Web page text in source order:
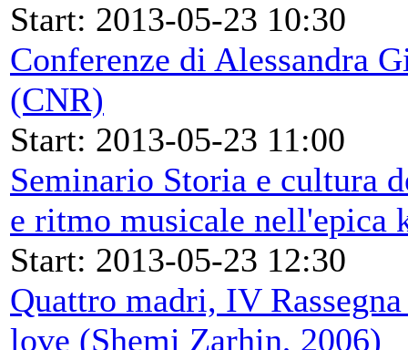
Start: 2013-05-23 10:30
Conferenze di Alessandra
(CNR)
Start: 2013-05-23 11:00
Seminario Storia e cultura
e ritmo musicale nell'epica
Start: 2013-05-23 12:30
Quattro madri, IV
love (Shemi Zarhin, 2006)